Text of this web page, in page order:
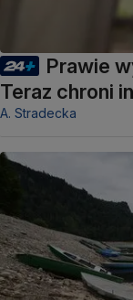
Prawie
Teraz chroni
A. Stradecka